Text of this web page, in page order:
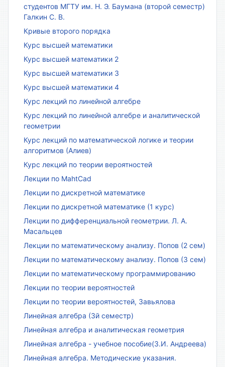
студентов МГТУ им. Н. Э. Баумана (второй семестр)
Галкин С. В.
Кривые второго порядка
Курс высшей математики
Курс высшей математики 2
Курс высшей математики 3
Курс высшей математики 4
Курс лекций по линейной алгебре
Курс лекций по линейной алгебре и аналитической
геометрии
Курс лекций по математической логике и теории
алгоритмов (Алиев)
Курс лекций по теории вероятностей
Лекции по MahtCad
Лекции по дискретной математике
Лекции по дискретной математике (1 курс)
Лекции по дифференциальной геометрии. Л. А.
Масальцев
Лекции по математическому анализу. Попов (2 сем)
Лекции по математическому анализу. Попов (3 сем)
Лекции по математическому программированию
Лекции по теории вероятностей
Лекции по теории вероятностей, Завьялова
Линейная алгебра (3й семестр)
Линейная алгебра и аналитическая геометрия
Линейная алгебра - учебное пособие(З.И. Андреева)
Линейная алгебра. Методические указания.